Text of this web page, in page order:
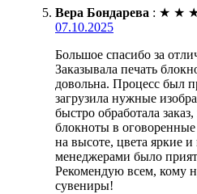
Вера Бондарева : ★ ★
07.10.2025
Большое спасибо за
Заказывала печать
довольна. Процесс был
загрузила нужные
быстро обработала
блокноты в
на высоте, цвета яркие
менеджерами было
Рекомендую всем, кому
сувениры!